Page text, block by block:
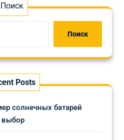
Поиск
Поиск
Posts
солнечных батарей
выбор